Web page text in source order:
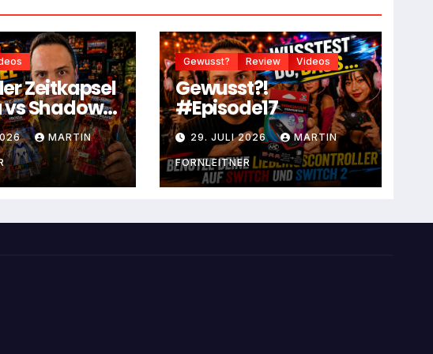
Zeitkapsel
vs Shadow
MARTIN
Gewusst? Review Videos
Gewusst?!
#Episode17
29. JULI 2026 MARTIN
FORNLEITNER